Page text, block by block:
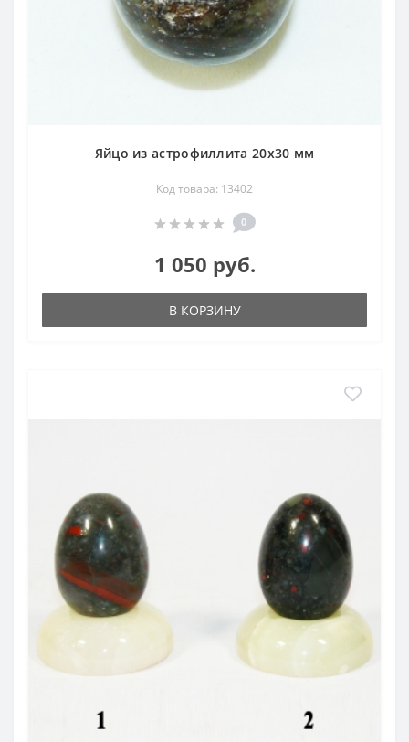
Яйцо из астрофиллита 20х30 мм
Код товара: 13402
0
1 050 руб.
В КОРЗИНУ